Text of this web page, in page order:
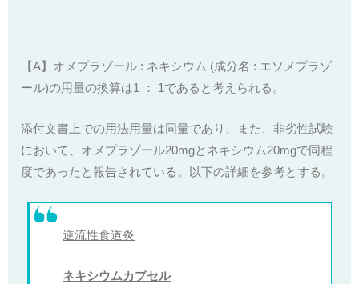
【A】オメプラゾール : ネキシウム (成分名 : エソメプラゾ
ール)の用量の換算は1 ： 1であると考えられる。
添付文書上での用法用量は同量であり、また、非劣性試験
において、オメプラゾール20mgとネキシウム20mgで同程
度であったと報告されている。以下の詳細を参考とする。
逆流性食道炎
ネキシウムカプセル